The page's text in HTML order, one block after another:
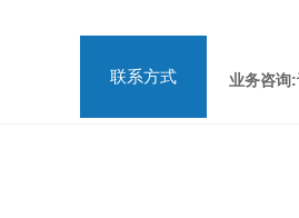
联系方式 业务咨询